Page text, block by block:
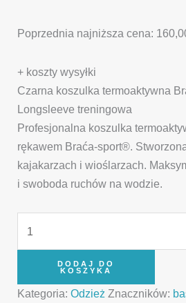
Poprzednia najniższa cena:
+ koszty wysyłki
Czarna koszulka termoaktywna
Longsleeve treningowa
Profesjonalna koszulka
rękawem Braća-sport®.
kajakarzach i wioślarzach.
i swoboda ruchów na wodzie.
DODAJ DO
KOSZYKA
Kategoria:Odzież Znaczników: